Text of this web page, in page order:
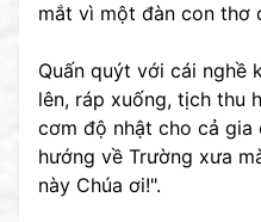
mắt vì một đàn con thơ
Quấn quýt với cái nghề
lên, ráp xuống, tịch thu
cơm độ nhật cho cả gia
hướng về Trường xưa
này Chúa ơi!".